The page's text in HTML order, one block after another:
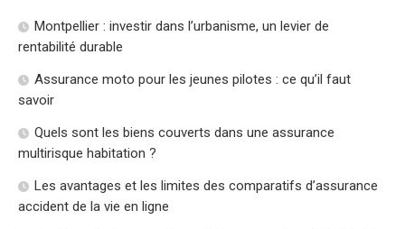
Montpellier : investir dans l’urbanisme, un levier de
rentabilité durable
Assurance moto pour les jeunes pilotes : ce qu’il faut
savoir
Quels sont les biens couverts dans une assurance
multirisque habitation ?
Les avantages et les limites des comparatifs d’assurance
accident de la vie en ligne